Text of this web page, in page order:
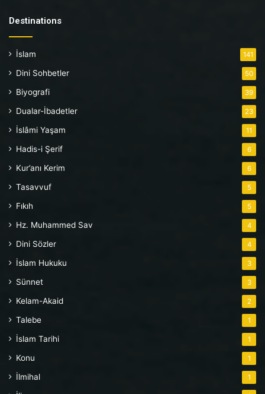
Destinations
İslam 141
Dini Sohbetler 50
Biyografi 39
Dualar-İbadetler 23
İslâmi Yaşam 11
Hadis-i Şerif 6
Kur’anı Kerim 6
Tasavvuf 5
Fıkıh 5
Hz. Muhammed Sav 4
Dini Sözler 4
İslam Hukuku 3
Sünnet 3
Kelam-Akaid 2
Talebe 1
İslam Tarihi 1
Konu 1
İlmihal 1